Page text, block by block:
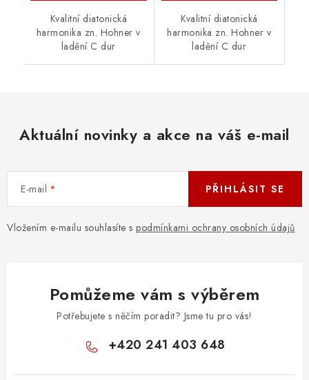
Kvalitní diatonická
harmonika zn. Hohner v
ladění C dur
Kvalitní diatonická
harmonika zn. Hohner v
ladění C dur
Aktuální novinky a akce na váš e-mail
E-mail
Vložením e-mailu souhlasíte s podmínkami ochrany osobních údajů
PŘIHLÁSIT SE
Pomůžeme vám s výběrem
Potřebujete s něčím poradit? Jsme tu pro vás!
+420 241 403 648